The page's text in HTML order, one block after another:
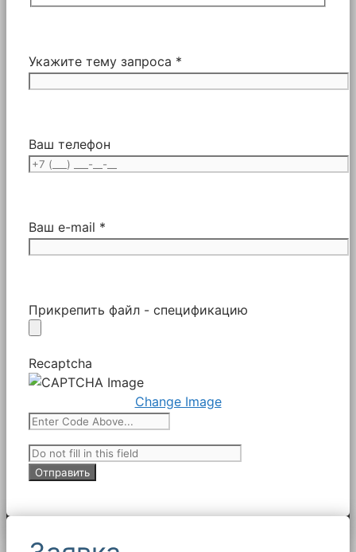
Укажите тему запроса *
Ваш телефон
Ваш e-mail *
Прикрепить файл - спецификацию
Recaptcha
Change Image